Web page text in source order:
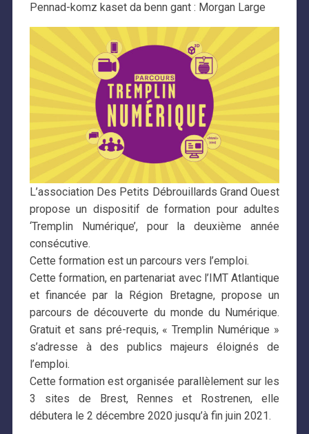
Pennad-komz kaset da benn gant : Morgan Large
L’association Des Petits Débrouillards Grand Ouest
propose un dispositif de formation pour adultes
‘Tremplin Numérique’, pour la deuxième année
consécutive.
Cette formation est un parcours vers l’emploi.
Cette formation, en partenariat avec l’IMT Atlantique
et financée par la Région Bretagne, propose un
parcours de découverte du monde du Numérique.
Gratuit et sans pré-requis, « Tremplin Numérique »
s’adresse à des publics majeurs éloignés de
l’emploi.
Cette formation est organisée parallèlement sur les
3 sites de Brest, Rennes et Rostrenen, elle
débutera le 2 décembre 2020 jusqu’à fin juin 2021.